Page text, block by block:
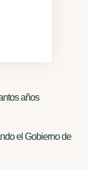
años
el Gobierno de